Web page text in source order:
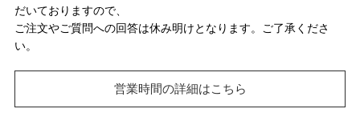
だいておりますので、
ご注文やご質問への回答は休み明けとなります。ご了承くださ
い。
営業時間の詳細はこちら